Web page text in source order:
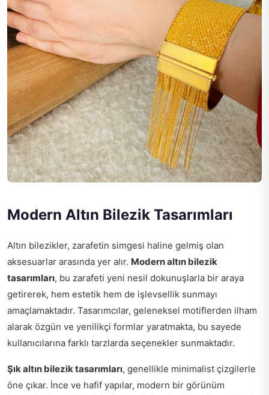
Modern Altın Bilezik Tasarımları
Altın bilezikler, zarafetin simgesi haline gelmiş olan
aksesuarlar arasında yer alır. Modern altın bilezik
tasarımları, bu zarafeti yeni nesil dokunuşlarla bir araya
getirerek, hem estetik hem de işlevsellik sunmayı
amaçlamaktadır. Tasarımcılar, geleneksel motiflerden ilham
alarak özgün ve yenilikçi formlar yaratmakta, bu sayede
kullanıcılarına farklı tarzlarda seçenekler sunmaktadır.
Şık altın bilezik tasarımları, genellikle minimalist çizgilerle
öne çıkar. İnce ve hafif yapılar, modern bir görünüm